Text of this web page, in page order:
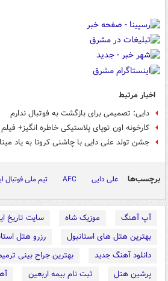
اخبار مرتبط
دایی: تصمیمی برای بازگشت به فوتبال ندارم
کارخونه اون توپای پلاستیکی خاطره انگیز+ فیلم
جشن تولد علی دایی با چاشنی کرونا به یاد
برچسب‌ها علی دایی AFC تیم ملی فوتبال
آپ آهنگ موزیک شاه
سایت تاریخ
بهترین هتل های استانبول
رزرو هتل
دانلود آهنگ جدید
بهترین جراح بینی
پرشین هتل
ثبت نام بیمه اربعین